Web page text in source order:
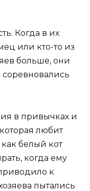
Когда в их
или кто-то из
больше, они
соревновались
в привычках и
любит
белый кот
когда ему
к
пытались